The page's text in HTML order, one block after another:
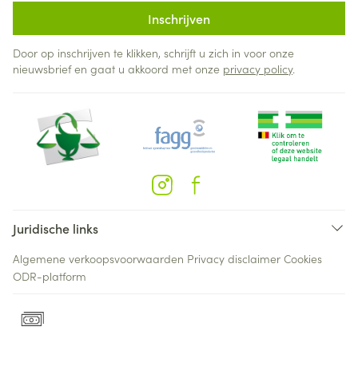
Inschrijven
Door op inschrijven te klikken, schrijft u zich in voor onze
nieuwsbrief en gaat u akkoord met onze privacy policy.
Juridische links
Algemene verkoopsvoorwaarden Privacy disclaimer Cookies
ODR-platform